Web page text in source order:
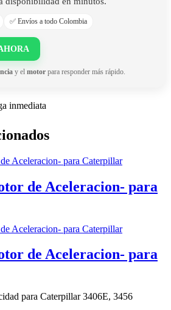
✅ Envíos a todo Colombia
y el motor para responder más rápido.
inmediata
de Aceleracion- para
de Aceleracion- para
para Caterpillar 3406E, 3456